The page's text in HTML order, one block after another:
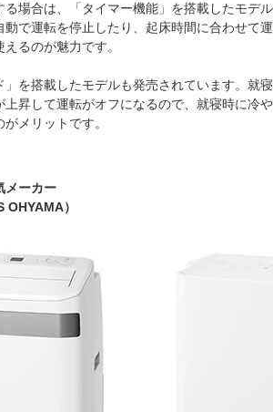
場合は、「タイマー機能」を搭載したモデル
で運転を停止したり、起床時間に合わせて運
るのが魅力です。
」を搭載したモデルも発売されています。就寝
昇して運転がオフになるので、就寝時に冷や
メリットです。
メーカー
OHYAMA）